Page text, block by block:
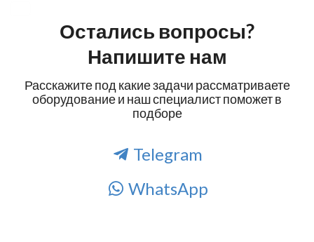
Остались вопросы?
Напишите нам
Расскажите под какие задачи рассматриваете
оборудование и наш специалист поможет в
подборе
Telegram
WhatsApp